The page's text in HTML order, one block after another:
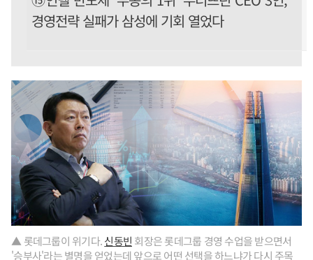
경영전략 실패가 삼성에 기회 열었다
▲ 롯데그룹이 위기다.신동빈 회장은 롯데그룹 경영 수업을 받으면서
'승부사'라는 별명을 얻었는데 앞으로 어떤 선택을 하느냐가 다시 주목